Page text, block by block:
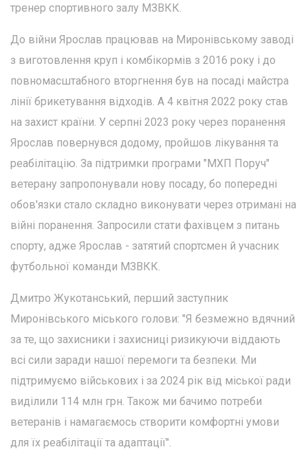
тренер спортивного залу МЗВКК.
До війни Ярослав працював на Миронівському заводі
з виготовлення круп і комбікормів з 2016 року і до
повномасштабного вторгнення був на посаді майстра
лінії брикетування відходів. А 4 квітня 2022 року став
на захист країни. У серпні 2023 року через поранення
Ярослав повернувся додому, пройшов лікування та
реабілітацію. За підтримки програми "МХП Поруч"
ветерану запропонували нову посаду, бо попередні
обов'язки стало складно виконувати через отримані на
війні поранення. Запросили стати фахівцем з питань
спорту, адже Ярослав - затятий спортсмен й учасник
футбольної команди МЗВКК.
Дмитро Жукотанський, перший заступник
Миронівського міського голови: "Я безмежно вдячний
за те, що захисники і захисниці ризикуючи віддають
всі сили заради нашої перемоги та безпеки. Ми
підтримуємо військових і за 2024 рік від міської ради
виділили 114 млн грн. Також ми бачимо потреби
ветеранів і намагаємось створити комфортні умови
для їх реабілітації та адаптації".